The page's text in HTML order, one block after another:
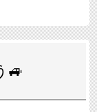
🚙